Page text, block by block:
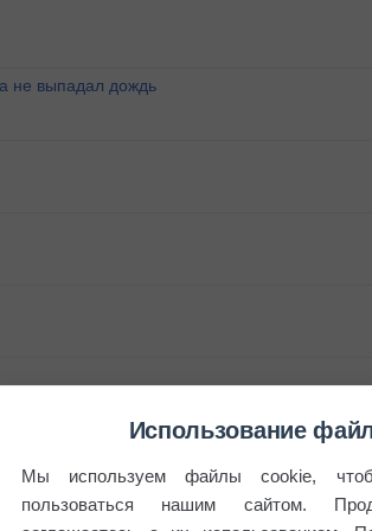
не выпадал дождь
Использование
Мы используем файлы cookie,
пользоваться нашим сайтом.